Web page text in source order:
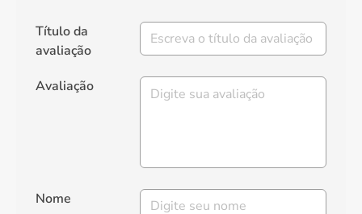
Título da
avaliação
Avaliação
Nome